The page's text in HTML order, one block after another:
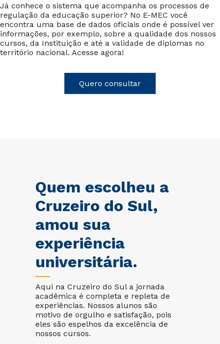
Já conhece o sistema que acompanha os processos de
regulação da educação superior? No E-MEC você
encontra uma base de dados oficiais onde é possível ver
informações, por exemplo, sobre a qualidade dos nossos
cursos, da Instituição e até a validade de diplomas no
território nacional. Acesse agora!
Quero consultar
Quem escolheu a
Cruzeiro do Sul,
amou sua
experiência
universitária.
Aqui na Cruzeiro do Sul a jornada
acadêmica é completa e repleta de
experiências. Nossos alunos são
motivo de orgulho e satisfação, pois
eles são espelhos da excelência de
nossos cursos.